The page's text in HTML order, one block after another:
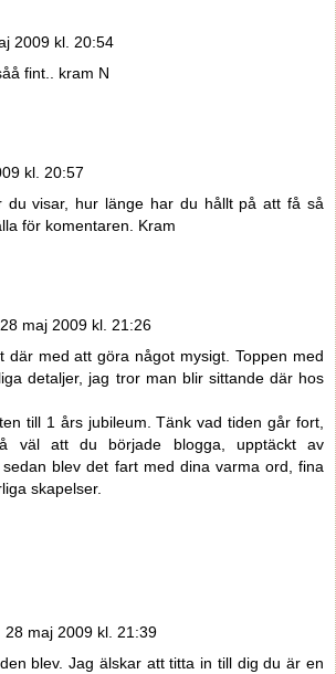
2009 kl. 20:54
fint.. kram N
kl. 20:57
du visar, hur länge har du hållt på att få så
för komentaren. Kram
28 maj 2009 kl. 21:26
där med att göra något mysigt. Toppen med
detaljer, jag tror man blir sittande där hos
till 1 års jubileum. Tänk vad tiden går fort,
väl att du började blogga, upptäckt av
blev det fart med dina varma ord, fina
skapelser.
28 maj 2009 kl. 21:39
blev. Jag älskar att titta in till dig du är en